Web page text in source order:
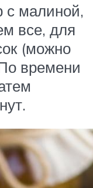
с малиной,
все, для
(можно
времени